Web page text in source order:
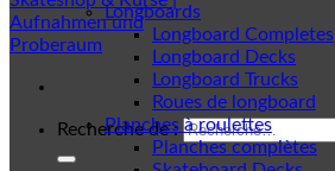
Recherche de :
Longboards
Longboard Completes
Longboard Decks
Longboard Trucks
Roues de longboard
Planches à roulettes
Planches complètes